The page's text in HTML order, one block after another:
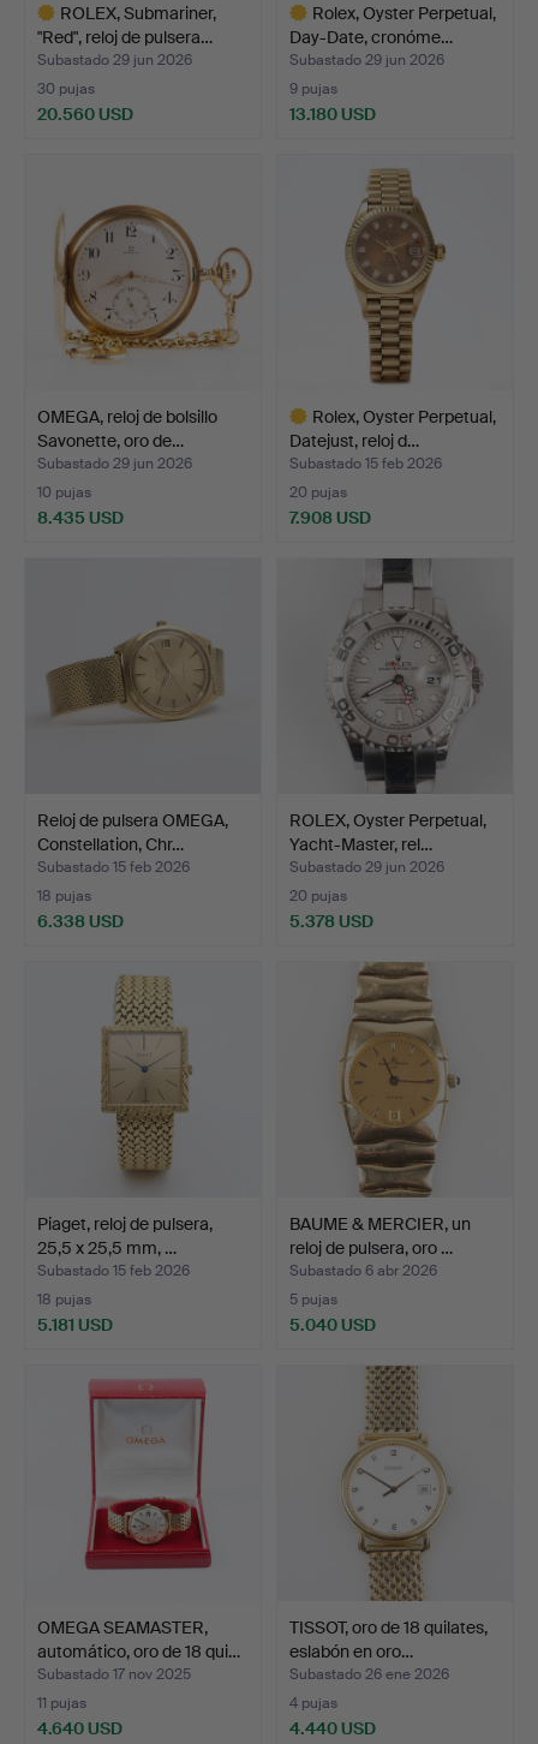
ROLEX, Submariner,
"Red", reloj de pulsera…
Subastado 29 jun 2026
30 pujas
20.560 USD
Rolex, Oyster Perpetual,
Day-Date, cronóme…
Subastado 29 jun 2026
9 pujas
13.180 USD
seleccionado
OMEGA, reloj de bolsillo
Savonette, oro de…
Subastado 29 jun 2026
10 pujas
8.435 USD
Rolex, Oyster Perpetual,
Datejust, reloj d…
Subastado 15 feb 2026
20 pujas
7.908 USD
Reloj de pulsera OMEGA,
Constellation, Chr…
Subastado 15 feb 2026
18 pujas
6.338 USD
ROLEX, Oyster Perpetual,
Yacht-Master, rel…
Subastado 29 jun 2026
20 pujas
5.378 USD
Piaget, reloj de pulsera,
25,5 x 25,5 mm, …
Subastado 15 feb 2026
18 pujas
5.181 USD
BAUME & MERCIER, un
reloj de pulsera, oro …
Subastado 6 abr 2026
5 pujas
5.040 USD
OMEGA SEAMASTER,
automático, oro de 18 qui…
Subastado 17 nov 2025
11 pujas
4.640 USD
TISSOT, oro de 18 quilates,
eslabón en oro…
Subastado 26 ene 2026
4 pujas
4.440 USD